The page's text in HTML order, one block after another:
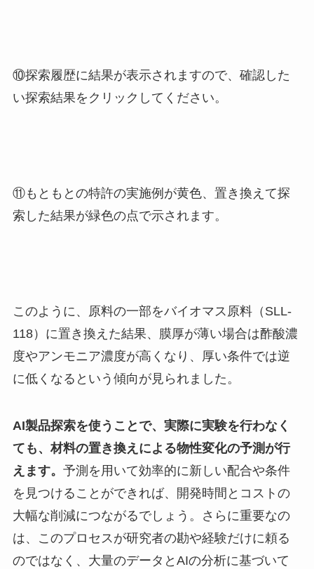
⑩探索履歴に結果が表示されますので、確認した
い探索結果をクリックしてください。
⑪もともとの特許の実施例が黄色、置き換えて探
索した結果が緑色の点で示されます。
このように、原料の一部をバイオマス原料（SLL-
118）に置き換えた結果、膜厚が薄い場合は酢酸濃
度やアンモニア濃度が高くなり、厚い条件では逆
に低くなるという傾向が見られました。
AI製品探索を使うことで、実際に実験を行わなく
ても、材料の置き換えによる物性変化の予測が行
えます。 予測を用いて効率的に新しい配合や条件
を見つけることができれば、開発時間とコストの
大幅な削減につながるでしょう。さらに重要なの
は、このプロセスが研究者の勘や経験だけに頼る
のではなく、大量のデータとAIの分析に基づいて